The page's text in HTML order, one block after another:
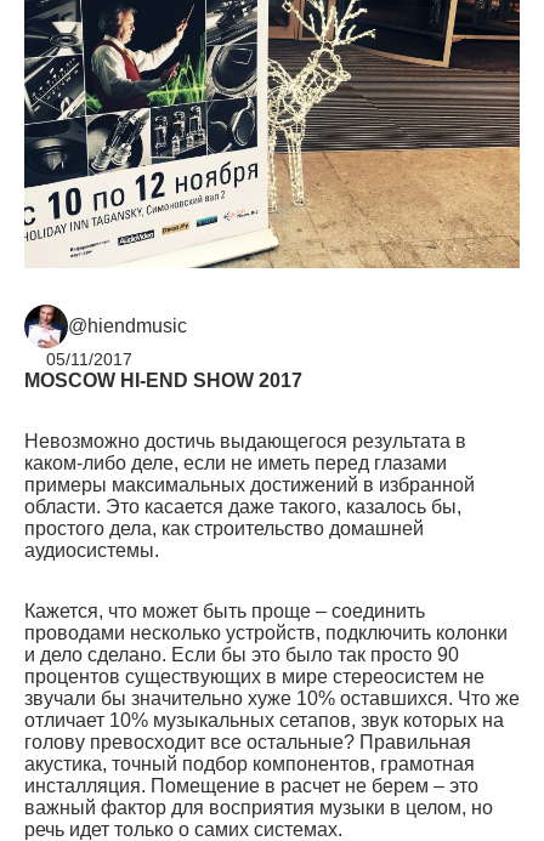
@hiendmusic
05/11/2017
MOSCOW HI-END SHOW 2017
Невозможно достичь выдающегося результата в
каком-либо деле, если не иметь перед глазами
примеры максимальных достижений в избранной
области. Это касается даже такого, казалось бы,
простого дела, как строительство домашней
аудиосистемы.
Кажется, что может быть проще – соединить
проводами несколько устройств, подключить колонки
и дело сделано. Если бы это было так просто 90
процентов существующих в мире стереосистем не
звучали бы значительно хуже 10% оставшихся. Что же
отличает 10% музыкальных сетапов, звук которых на
голову превосходит все остальные? Правильная
акустика, точный подбор компонентов, грамотная
инсталляция. Помещение в расчет не берем – это
важный фактор для восприятия музыки в целом, но
речь идет только о самих системах.